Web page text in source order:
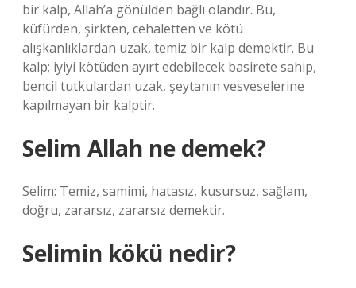
bir kalp, Allah’a gönülden bağlı olandır. Bu,
küfürden, şirkten, cehaletten ve kötü
alışkanlıklardan uzak, temiz bir kalp demektir. Bu
kalp; iyiyi kötüden ayırt edebilecek basirete sahip,
bencil tutkulardan uzak, şeytanın vesveselerine
kapılmayan bir kalptir.
Selim Allah ne demek?
Selim: Temiz, samimi, hatasız, kusursuz, sağlam,
doğru, zararsız, zararsız demektir.
Selimin kökü nedir?